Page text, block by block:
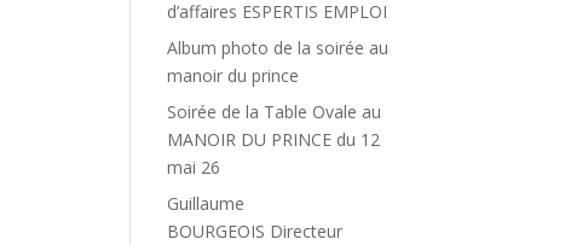
d’affaires ESPERTIS EMPLOI
Album photo de la soirée au
manoir du prince
Soirée de la Table Ovale au
MANOIR DU PRINCE du 12
mai 26
Guillaume
BOURGEOIS Directeur